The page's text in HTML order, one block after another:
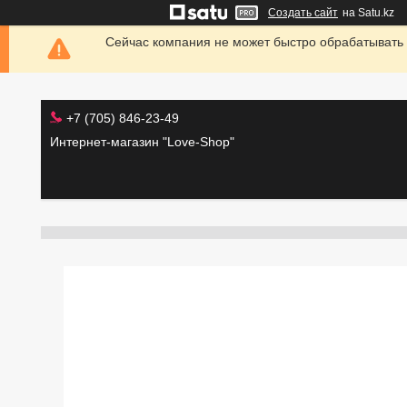
Создать сайт на Satu.kz
Сейчас компания не может быстро
+7 (705) 846-23-49
Интернет-магазин "Love-Shop"